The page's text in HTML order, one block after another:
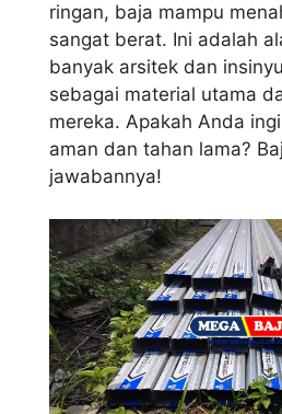
ringan, baja mampu
sangat berat. Ini adalah
banyak arsitek dan
sebagai material utama
mereka. Apakah Anda
aman dan tahan lama?
jawabannya!